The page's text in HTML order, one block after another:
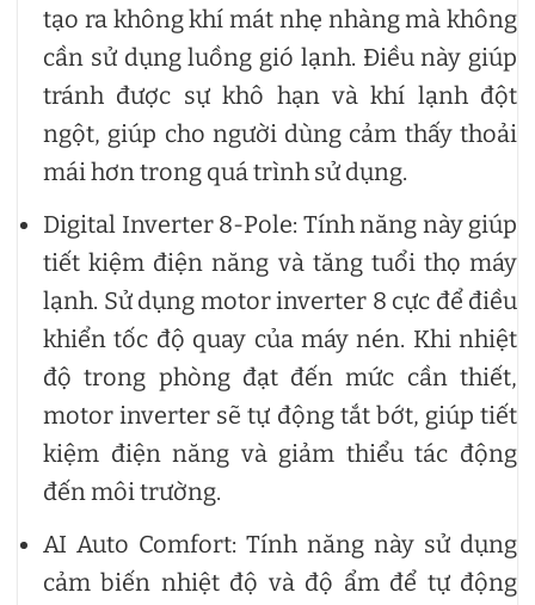
tạo ra không khí mát nhẹ nhàng mà không
cần sử dụng luồng gió lạnh. Điều này giúp
tránh được sự khô hạn và khí lạnh đột
ngột, giúp cho người dùng cảm thấy thoải
mái hơn trong quá trình sử dụng.
Digital Inverter 8-Pole: Tính năng này giúp
tiết kiệm điện năng và tăng tuổi thọ máy
lạnh. Sử dụng motor inverter 8 cực để điều
khiển tốc độ quay của máy nén. Khi nhiệt
độ trong phòng đạt đến mức cần thiết,
motor inverter sẽ tự động tắt bớt, giúp tiết
kiệm điện năng và giảm thiểu tác động
đến môi trường.
AI Auto Comfort: Tính năng này sử dụng
cảm biến nhiệt độ và độ ẩm để tự động